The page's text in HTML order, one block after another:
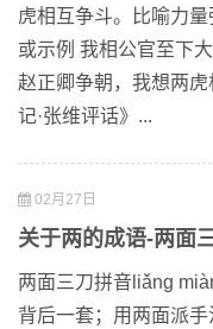
虎相互争斗。比喻力
或示例 我相公官至下
赵正卿争朝，我想两
记·张维评话》...
02月27日
关于两的成语-两面
两面三刀拼音liǎng
背后一套；用两面派